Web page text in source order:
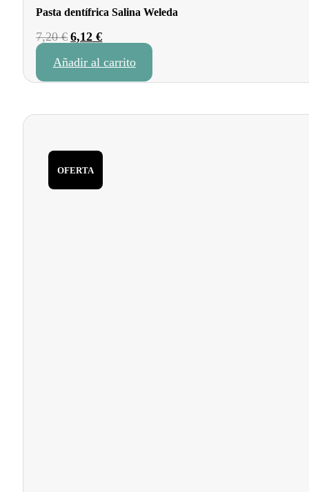
Pasta dentífrica Salina Weleda
7,20€ El
original
6,12€El
actual
Añadir al carrito
OFERTA